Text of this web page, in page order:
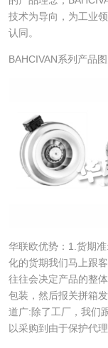
技术为导向，为工业
认同。
BAHCIVAN系列产品图
华联欧优势：1.货期
化的货期我们马上跟
往往会决定产品的整
包装，然后报关拼箱
道广:除了工厂，我们
以采购到由于保护代